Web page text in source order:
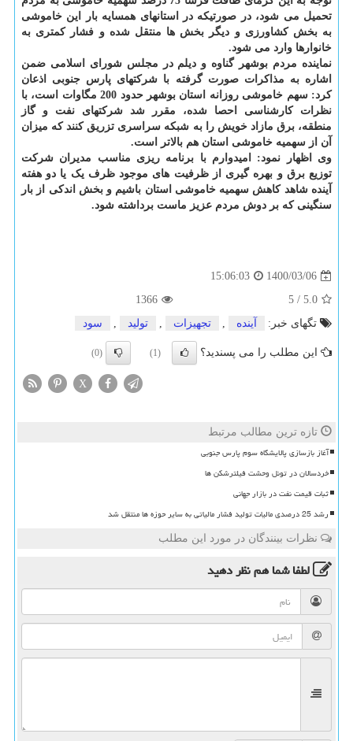
تحمیل می شود، در صورتیکه در استانهای همسایه بار این خاموشی
به بخش کشاورزی و دیگر بخش ها منتقل شده و فشار کمتری به
خانوارها وارد می شود.
نماینده مردم بوشهر گناوه و دیلم در مجلس شورای اسلامی ضمن
اشاره به مذاکرات صورت گرفته با شرکتهای پارس جنوبی اذعان
کرد: سهم خاموشی روزانه استان بوشهر حدود 200 مگاوات است، با
نظرات کارشناسی احصا شده، مقرر شد شرکتهای نفت و گاز
منطقه، برق مازاد خویش را به شبکه سراسری تزریق کنند که میزان
آن از سهمیه خاموشی استان هم بالاتر است.
وی اظهار نمود: امیدوارم با برنامه ریزی مناسب مدیران شرکت
توزیع برق و بهره گیری از ظرفیت های موجود ظرف یک یا دو هفته
آینده شاهد کاهش سهمیه خاموشی استان باشیم و بخش اندکی از بار
سنگینی که بر دوش مردم عزیز ماست برداشته شود.
1400/03/06
15:06:03
5.0
/
5
1366
تگهای خبر:
آینده , تجهیزات , تولید , سود
این مطلب را می پسندید؟ (1)
(0)
X
تازه ترین مطالب مرتبط
آغاز بازسازی پالایشگاه سوم پارس جنوبی
خردسالان در تونل وحشت فیلترشکن ها
ثبات قیمت نفت در بازار جهانی
رشد 25 درصدی مالیات تولید فشار مالیاتی به سایر حوزه ها منتقل شد
نظرات بینندگان در مورد این مطلب
لطفا شما همنظر دهید